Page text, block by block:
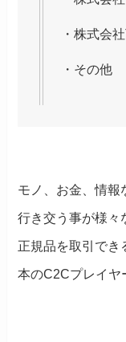
・株式会
・その他
モノ、お金、情報
行き交う事が様々
正規品を取引でき
本のC2Cプレイヤ